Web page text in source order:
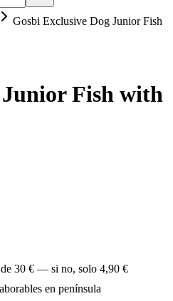
Gosbi Exclusive Dog Junior Fish
Fish with
30 € — si no, solo 4,90 €
en península